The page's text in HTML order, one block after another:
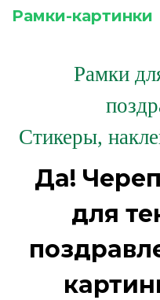
Рамки-картинки
Рамки
Стикеры,
Да!
для